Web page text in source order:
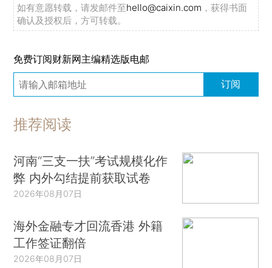
如有意愿转载，请发邮件至hello@caixin.com ，获得书面
确认及授权后，方可转载。
免费订阅财新网主编精选版电邮
订阅
推荐阅读
河南“三支一扶”考试规模化作
弊 内外勾结提前获取试卷
2026年08月07日
海外金融专才回流香港 外籍
工作签证翻倍
2026年08月07日